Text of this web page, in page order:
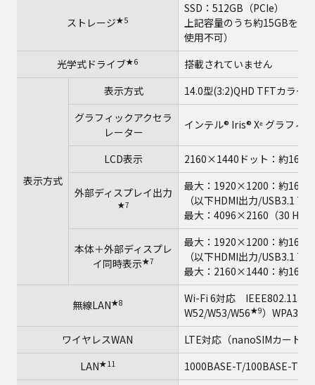
ストレージ★5
SSD：512GB（PCIe）
上記容量のうち約15GBをリ
使用不可）
光学式ドライブ★6 搭載されていません
表示方式
表示方式
14.0型(3:2)QHD TFTカラー
グラフィックアクセラ
レーター
インテル® Iris® Xᵉ グラフィ
LCD表示 2160×1440ドット：約1677
外部ディスプレイ出力
★7
最大：1920×1200：約1677
（以下HDMI出力/USB3.1
最大：4096×2160（30 Hz/
本体＋外部ディスプレ
イ同時表示★7
最大：1920×1200：約1677
（以下HDMI出力/USB3.1
最大：2160×1440：約1677
無線LAN★8
Wi-Fi 6対応 IEEE802.11a/
W52/W53/W56★9）WPA3、
ワイヤレスWAN
LTE対応（nanoSIMカード）
LAN★11 1000BASE-T/100BASE-TX/